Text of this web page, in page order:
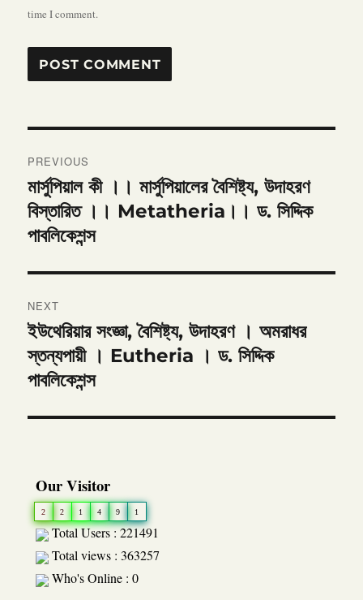
time I comment.
navigation
PREVIOUS
Previous
post:
মার্সুপিয়াল কী ।। মার্সুপিয়ালের বৈশিষ্ট্য, উদাহরণ
বিস্তারিত ।। Metatheria।। ড. সিদ্দিক
পাবলিকেশন্স
NEXT
Next
post:
ইউথেরিয়ার সংজ্ঞা, বৈশিষ্ট্য, উদাহরণ । অমরাধর
স্তন্যপায়ী । Eutheria । ড. সিদ্দিক
পাবলিকেশন্স
Our Visitor
2 2 1 4 9 1
Total Users : 221491
Total views : 363257
Who's Online : 0